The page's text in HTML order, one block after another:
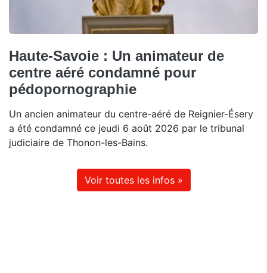
Haute-Savoie : Un animateur de
centre aéré condamné pour
pédopornographie
Un ancien animateur du centre-aéré de Reignier-Ésery
a été condamné ce jeudi 6 août 2026 par le tribunal
judiciaire de Thonon-les-Bains.
Voir toutes les infos »